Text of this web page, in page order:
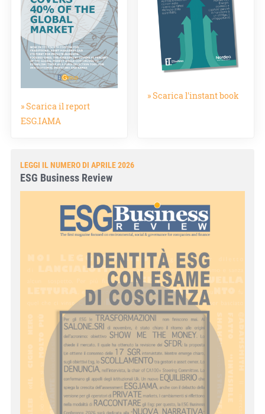
» Scarica il report
ESG.IAMA
» Scarica l'instant book
LEGGI IL NUMERO DI APRILE 2026
ESG Business Review